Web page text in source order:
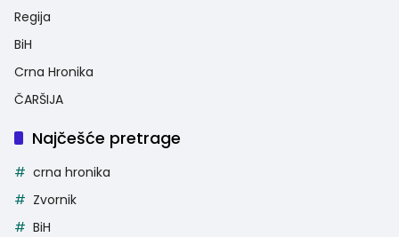
Regija
BiH
Crna Hronika
ČARŠIJA
Najčešće pretrage
crna hronika
Zvornik
BiH